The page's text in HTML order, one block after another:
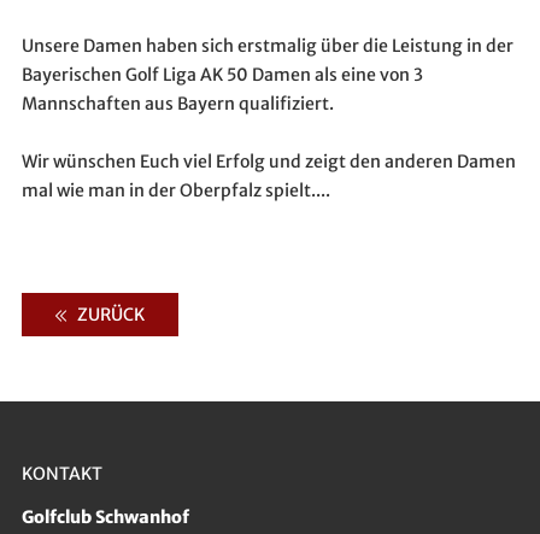
Unsere Damen haben sich erstmalig über die Leistung in der
Bayerischen Golf Liga AK 50 Damen als eine von 3
Mannschaften aus Bayern qualifiziert.
Wir wünschen Euch viel Erfolg und zeigt den anderen Damen
mal wie man in der Oberpfalz spielt....
ZURÜCK
KONTAKT
Golfclub Schwanhof